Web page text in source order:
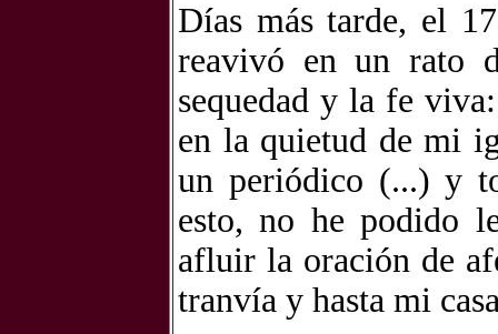
Días más tarde, el
reavivó en un rato
sequedad y la fe
en la quietud de mi
un periódico (...) y
esto, no he podido
afluir la oración de
tranvía y hasta mi